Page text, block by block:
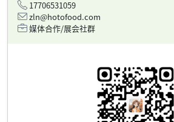
17706531059
zln@hotofood.com
媒体合作/展会社群